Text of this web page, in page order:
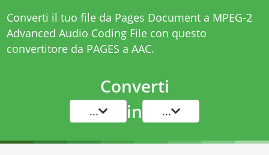
Converti il tuo file da Pages Document a MPEG-2
Advanced Audio Coding File con questo
convertitore da PAGES a AAC.
Converti
... in ...